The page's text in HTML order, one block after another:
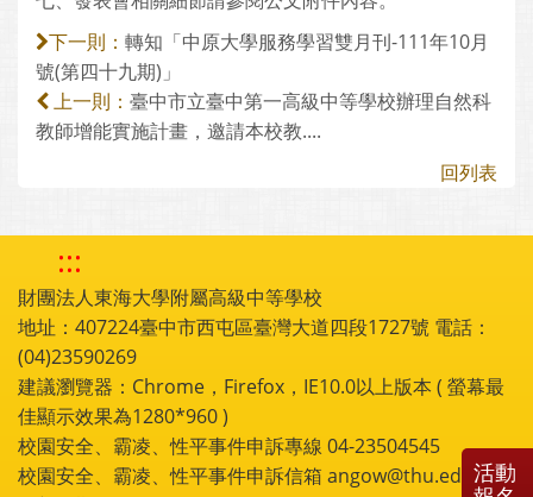
下一則： 轉知「中原大學服務學習雙月刊-111年10月
號(第四十九期)」
上一則： 臺中市立臺中第一高級中等學校辦理自然科
教師增能實施計畫，邀請本校教....
回列表
:::
財團法人東海大學附屬高級中等學校
地址：407224臺中市西屯區臺灣大道四段1727號 電話：
(04)23590269
建議瀏覽器：Chrome，Firefox，IE10.0以上版本 ( 螢幕最
佳顯示效果為1280*960 )
校園安全、霸凌、性平事件申訴專線 04-23504545
校園安全、霸凌、性平事件申訴信箱 angow@thu.edu.tw
活動